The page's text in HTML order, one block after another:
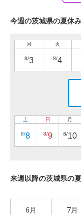
今週の茨城県の夏休
月
8/3
火
8/4
土
8/8
日
8/9
月
8/10
来週以降の茨城県の
6月 7月